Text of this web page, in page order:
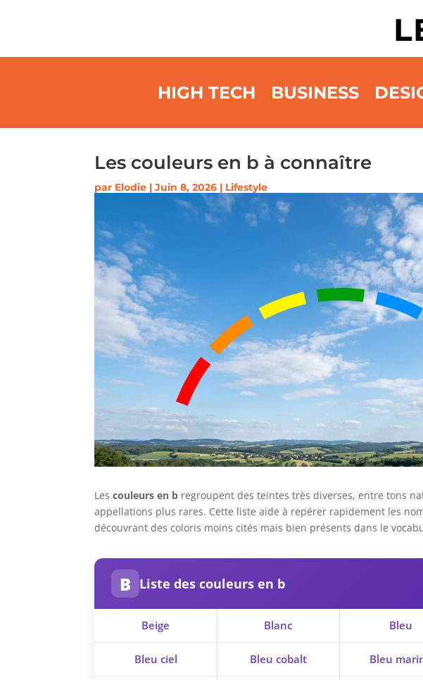
HIGH TECH BUSINESS
Les couleurs en b à connaître
par Elodie |Juin 8, 2026 | Lifestyle
Lescouleurs en b regroupent des teintes très diverses, entre tons
appellations plus rares. Cette liste aide à repérer rapidement les
découvrant des coloris moins cités mais bien présents dans le
B Liste des couleurs en b
Beige Blanc Bleu
Bleu ciel Bleu cobalt Bleu